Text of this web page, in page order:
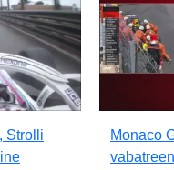
Strolli
Monaco